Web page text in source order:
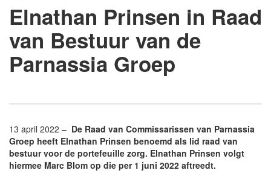
Elnathan Prinsen in Raad
van Bestuur van de
Parnassia Groep
13 april 2022 – De Raad van Commissarissen van Parnassia
Groep heeft Elnathan Prinsen benoemd als lid raad van
bestuur voor de portefeuille zorg. Elnathan Prinsen volgt
hiermee Marc Blom op die per 1 juni 2022 aftreedt.